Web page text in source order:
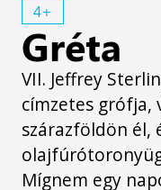
4+
Gréta
VII. Jeffrey
címzetes grófja,
szárazföldön él,
Mígnem egy